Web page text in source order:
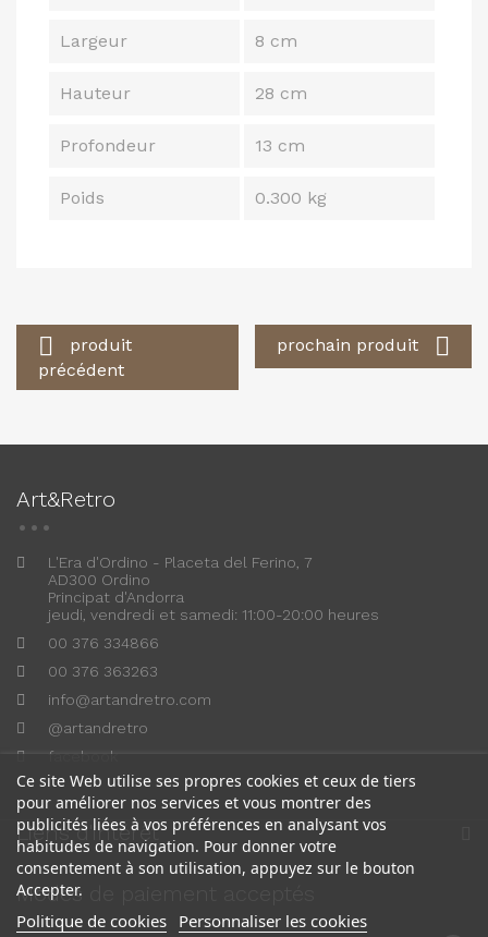
Largeur 8 cm
Hauteur 28 cm
Profondeur 13 cm
Poids 0.300 kg

produit
précédent
prochain produit 
Art&Retro
L'Era d'Ordino - Placeta del Ferino, 7
AD300 Ordino
Principat d'Andorra
jeudi, vendredi et samedi: 11:00-20:00 heures
00 376 334866
00 376 363263
info@artandretro.com
@artandretro
facebook
Liens d'intérêt
Modes de paiement acceptés
Ce site Web utilise ses propres cookies et ceux de tiers
pour améliorer nos services et vous montrer des
publicités liées à vos préférences en analysant vos
habitudes de navigation. Pour donner votre
consentement à son utilisation, appuyez sur le bouton
Accepter.
Politique de cookies Personnaliser les cookies